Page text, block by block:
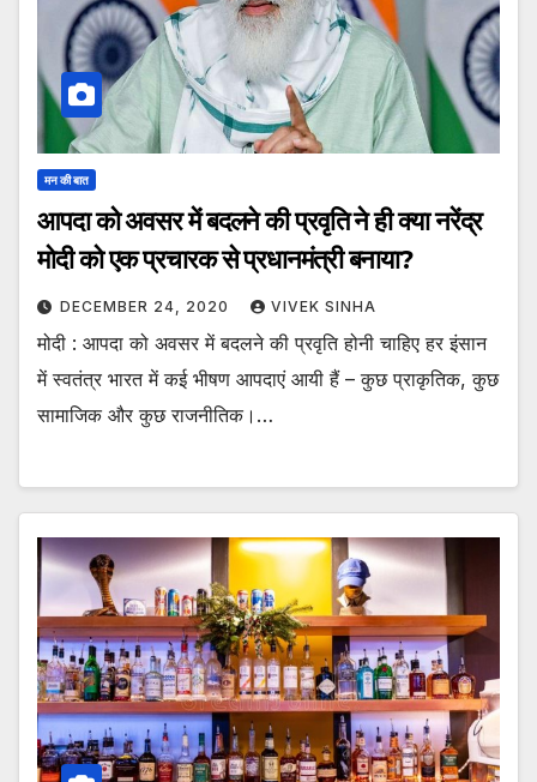
मन की बात
आपदा को अवसर में बदलने की प्रवृति ने ही क्या नरेंद्र
मोदी को एक प्रचारक से प्रधानमंत्री बनाया?
DECEMBER 24, 2020 VIVEK SINHA
मोदी : आपदा को अवसर में बदलने की प्रवृति होनी चाहिए हर इंसान
में स्वतंत्र भारत में कई भीषण आपदाएं आयी हैं – कुछ प्राकृतिक, कुछ
सामाजिक और कुछ राजनीतिक।…